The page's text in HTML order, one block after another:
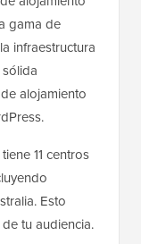
gama de
infraestructura
alojamiento
11 centros
Esto
tu audiencia.